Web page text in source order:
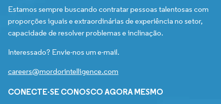
Estamos sempre buscando contratar pessoas talentosas com
proporções iguais e extraordinárias de experiência no setor,
capacidade de resolver problemas e inclinação.
Interessado? Envie-nos um e-mail.
careers@mordorintelligence.com
CONECTE-SE CONOSCO AGORA MESMO